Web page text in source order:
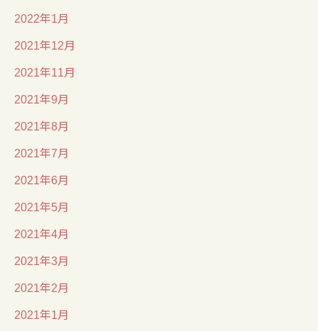
2022年1月
2021年12月
2021年11月
2021年9月
2021年8月
2021年7月
2021年6月
2021年5月
2021年4月
2021年3月
2021年2月
2021年1月